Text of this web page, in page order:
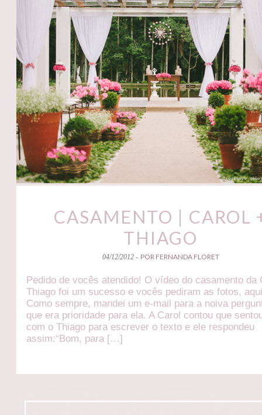
CASAMENTO | CAROL
THIAGO
04/12/2012 - POR FERNANDA FLORET
Pedido de vocês atendido! O vídeo do casamento da
Thiago foi um sucesso e vocês pediram as fotos,
Como sempre, mandei um e-mail para a noiva
que era prioridade para ela. A Carol contou que
com o Thiago para escrever o texto e ele respondeu
assim:“Bom, para […]